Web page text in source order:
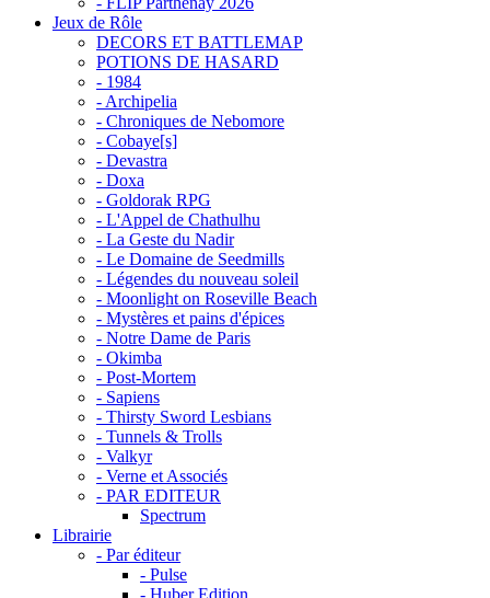
Jeux de Rôle
DECORS ET BATTLEMAP
POTIONS DE HASARD
- 1984
- Archipelia
- Chroniques de Nebomore
- Cobaye[s]
- Devastra
- Doxa
- Goldorak RPG
- L'Appel de Chathulhu
- La Geste du Nadir
- Le Domaine de Seedmills
- Légendes du nouveau soleil
- Moonlight on Roseville Beach
- Mystères et pains d'épices
- Notre Dame de Paris
- Okimba
- Post-Mortem
- Sapiens
- Thirsty Sword Lesbians
- Tunnels & Trolls
- Valkyr
- Verne et Associés
- PAR EDITEUR
Spectrum
Librairie
- Par éditeur
- Pulse
- Huber Edition